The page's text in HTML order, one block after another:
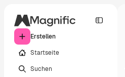
Erstellen
Startseite
Suchen